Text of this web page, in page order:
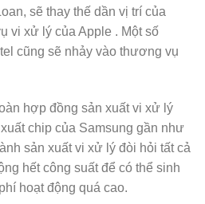
sẽ thay thế dần vị trí của
vi xử lý của Apple . Một số
cũng sẽ nhảy vào thương vụ
hợp đồng sản xuất vi xử lý
chip của Samsung gần như
sản xuất vi xử lý đòi hỏi tất cả
hết công suất để có thể sinh
hoạt động quá cao.